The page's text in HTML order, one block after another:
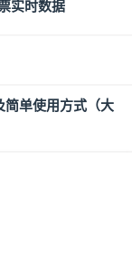
实时数据
单使用方式（大